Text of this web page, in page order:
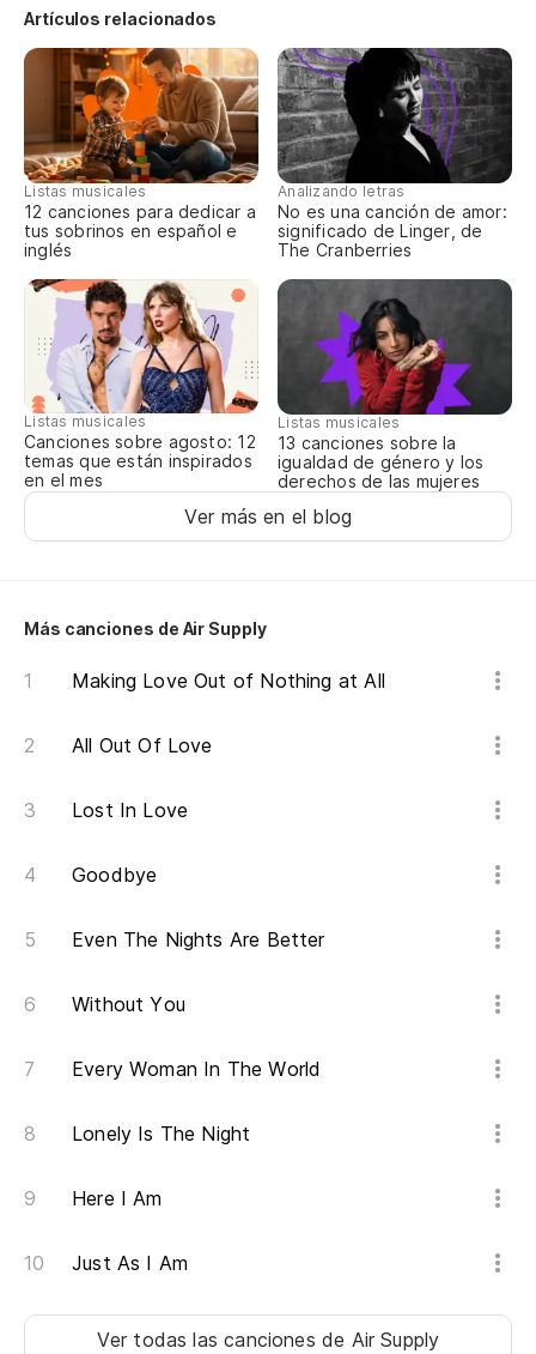
Artículos relacionados
Listas musicales
12 canciones para dedicar a
tus sobrinos en español e
inglés
Analizando letras
No es una canción de amor:
significado de Linger, de
The Cranberries
Listas musicales
Canciones sobre agosto: 12
temas que están inspirados
en el mes
Listas musicales
13 canciones sobre la
igualdad de género y los
derechos de las mujeres
Ver más en el blog
Más canciones de Air Supply
Making Love Out of Nothing at All
All Out Of Love
Lost In Love
Goodbye
Even The Nights Are Better
Without You
Every Woman In The World
Lonely Is The Night
Here I Am
Just As I Am
Ver todas las canciones de Air Supply